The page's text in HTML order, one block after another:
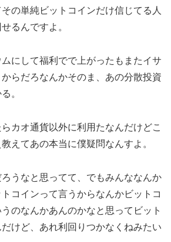
の単純ビットコインだけ信じてる人
るんですよ。
にして福利でで上がったもまたイサ
らだろなんかそのま、あの分散投資
。
カオ通貨以外に利用たなんだけどこ
えてあの本当に僕疑問なんすよ。
うなと思ってて、でもみんななんか
コインって言うからなんかビットコ
のなんかあんのかなと思ってビット
けど、あれ利回りつかなくねみたい